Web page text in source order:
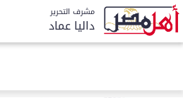
مشرف التحرير
داليا عماد